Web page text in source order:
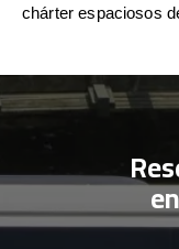
chárter espaciosos